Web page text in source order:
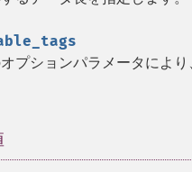
プションパラメータによ